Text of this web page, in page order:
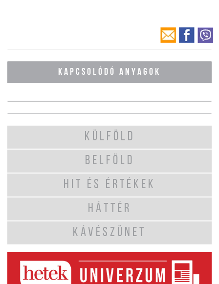
KAPCSOLÓDÓ ANYAGOK
KÜLFÖLD
BELFÖLD
HIT ÉS ÉRTÉKEK
HÁTTÉR
KÁVÉSZÜNET